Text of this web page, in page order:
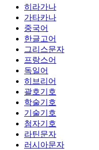
히라가나
가타카나
중국어
한글고어
그리스문자
프랑스어
독일어
히브리어
괄호기호
학술기호
기술기호
첨자기호
라틴문자
러시아문자